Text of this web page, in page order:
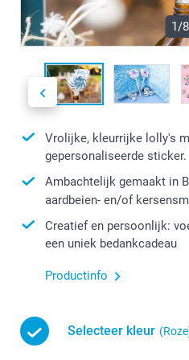
1/8
Vrolijke, kleurrijke lolly's
gepersonaliseerde sticker.
Ambachtelijk gemaakt in
aardbeien- en/of
Creatief en persoonlijk:
een uniek bedankcadeau
Productinfo
Selecteer kleur